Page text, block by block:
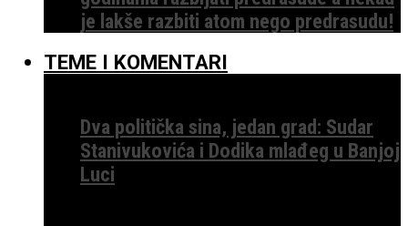
je lakše razbiti atom nego predrasudu!
TEME I KOMENTARI
Dva politička sina, jedan grad: Sudar
Stanivukovića i Dodika mlađeg u Banjoj
Luci